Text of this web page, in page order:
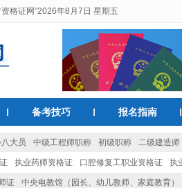
格证网”2026年8月7日 星期五
备考技巧 报名指南
大员 中级工程师职称 初级职称 二级建造师
>>
执业药师资格证 口腔修复工职业资格证 执
证 中央电教馆（园长、幼儿教师、家庭教育）